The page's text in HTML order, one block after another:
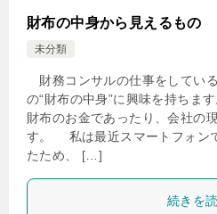
財布の中身から見えるもの
未分類
財務コンサルの仕事をしてい
の“財布の中身”に興味を持ちま
財布のお金であったり、会社の
す。 私は最近スマートフォン
たため、 […]
続きを